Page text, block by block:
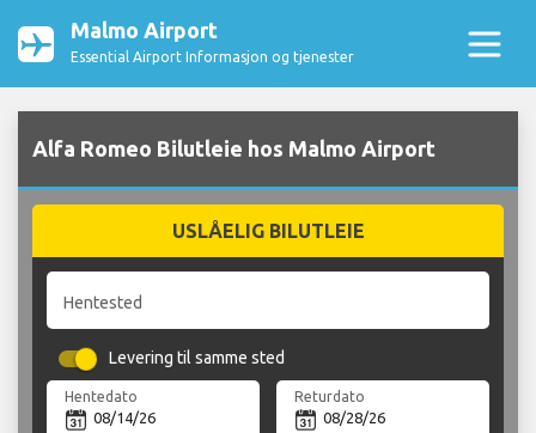
Malmo Airport
Essential Airport Informasjon og tjenester
Alfa Romeo Bilutleie hos Malmo Airport
USLÅELIG BILUTLEIE
Hentested
Levering til samme sted
Hentedato Returdato